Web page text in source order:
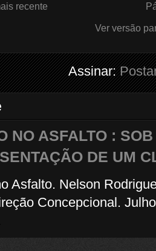
recente
Ver versão
Assinar:
NO ASFALTO :
DE UM
Asfalto. Nelson
Concepcional.